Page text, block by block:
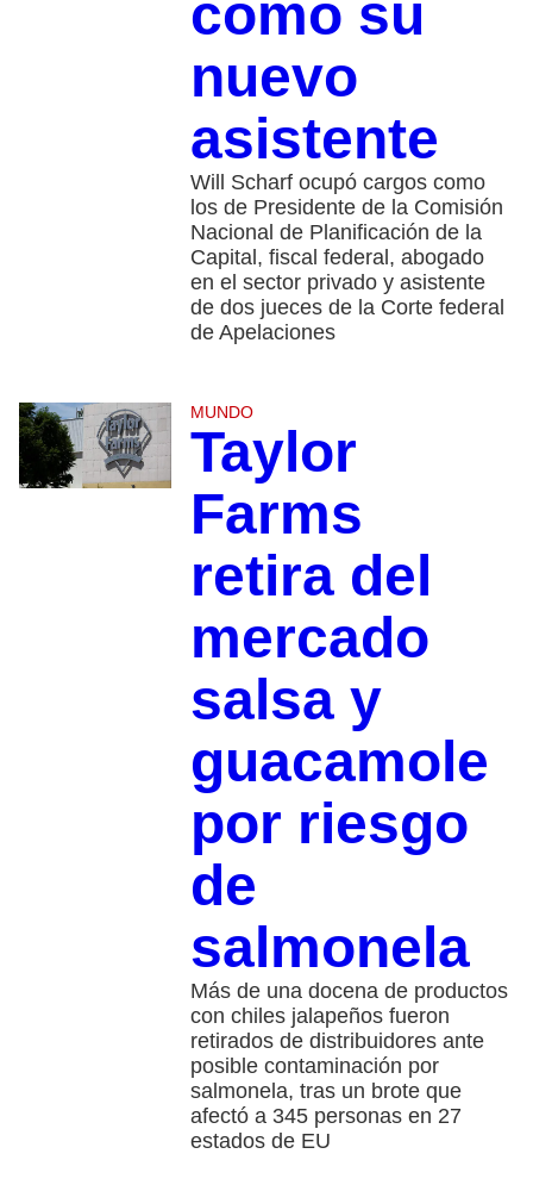
como su
nuevo
asistente
Will Scharf ocupó cargos como
los de Presidente de la Comisión
Nacional de Planificación de la
Capital, fiscal federal, abogado
en el sector privado y asistente
de dos jueces de la Corte federal
de Apelaciones
MUNDO
Taylor
Farms
retira del
mercado
salsa y
guacamole
por riesgo
de
salmonela
Más de una docena de productos
con chiles jalapeños fueron
retirados de distribuidores ante
posible contaminación por
salmonela, tras un brote que
afectó a 345 personas en 27
estados de EU